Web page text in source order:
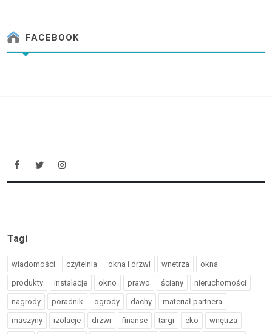
FACEBOOK
Tagi
wiadomości czytelnia okna i drzwi wnetrza okna
produkty instalacje okno prawo ściany nieruchomości
nagrody poradnik ogrody dachy materiał partnera
maszyny izolacje drzwi finanse targi eko wnętrza